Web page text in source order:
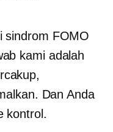
sindrom FOMO
kami adalah
Dan Anda
kontrol.